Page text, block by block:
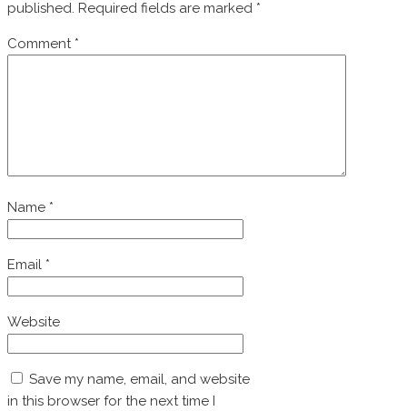
published. Required fields are marked *
Comment *
Name *
Email *
Website
Save my name, email, and website
in this browser for the next time I